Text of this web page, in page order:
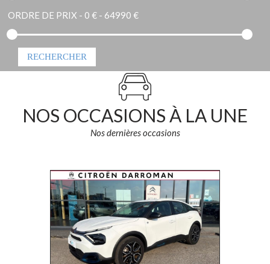
ORDRE DE PRIX - 0 € - 64990 €
NOS OCCASIONS À LA UNE
Nos dernières occasions